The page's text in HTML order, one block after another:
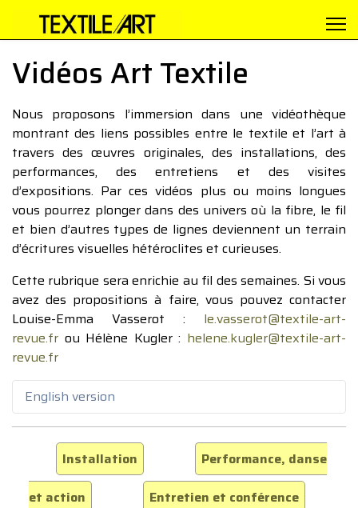
Vidéos Art Textile
Nous proposons l’immersion dans une vidéothèque
montrant des liens possibles entre le textile et l’art à
travers des œuvres originales, des installations, des
performances, des entretiens et des visites
d’expositions. Par ces vidéos plus ou moins longues
vous pourrez plonger dans des univers où la fibre, le fil
et bien d’autres types de lignes deviennent un terrain
d’écritures visuelles hétéroclites et curieuses.
Cette rubrique sera enrichie au fil des semaines. Si vous
avez des propositions à faire, vous pouvez contacter
Louise-Emma Vasserot : le.vasserot@textile-art-
revue.fr ou Hélène Kugler : helene.kugler@textile-art-
revue.fr
English version
Installation
Performance, danse
et action
Entretien et conférence